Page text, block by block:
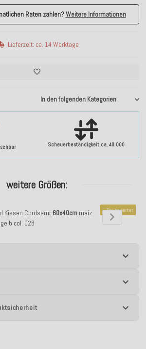
Scheuerbeständigkeit ca. 40 000
In den folgenden Kategorien
Raten zahlen?Weitere Informationen
Lieferzeit: ca. 14 Werktage
weitere Größen:
Kissen Cordsamt 60x40cmmaiz
gelb col. 028
Top bewertet
H.O.C.K.